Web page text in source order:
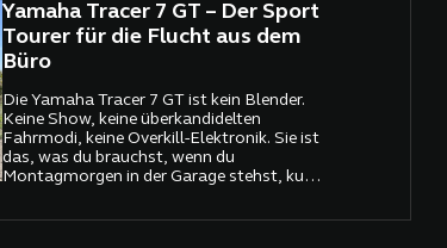
Yamaha Tracer 7 GT – Der Sport
Tourer für die Flucht aus dem
Büro
Die Yamaha Tracer 7 GT ist kein Blender.
Keine Show, keine überkandidelten
Fahrmodi, keine Overkill-Elektronik. Sie ist
das, was du brauchst, wenn du
Montagmorgen in der Garage stehst, kurz
willst. Sie ist leicht, schnell genug,